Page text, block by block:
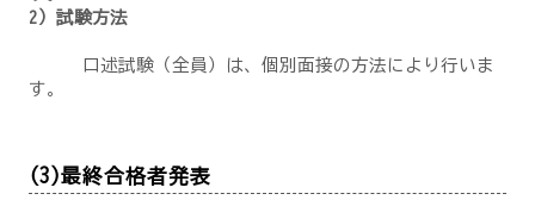
2）試験方法
口述試験（全員）は、個別面接の方法により行いま
す。
(3)最終合格者発表